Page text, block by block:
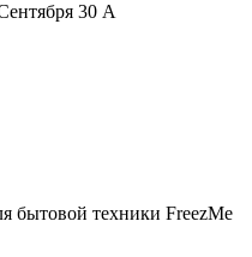
30 А
бытовой техники FreezMe